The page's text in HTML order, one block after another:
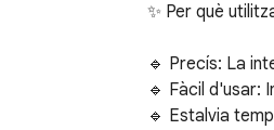
✨ Per què
🔹 Precís: La
🔹 Fàcil d'usar:
🔹 Estalvia